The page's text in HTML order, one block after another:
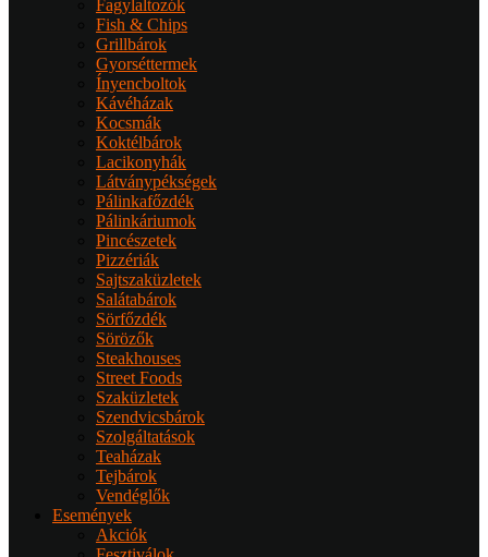
Fagylaltozók
Fish & Chips
Grillbárok
Gyorséttermek
Ínyencboltok
Kávéházak
Kocsmák
Koktélbárok
Lacikonyhák
Látványpékségek
Pálinkafőzdék
Pálinkáriumok
Pincészetek
Pizzériák
Sajtszaküzletek
Salátabárok
Sörfőzdék
Sörözők
Steakhouses
Street Foods
Szaküzletek
Szendvicsbárok
Szolgáltatások
Teaházak
Tejbárok
Vendéglők
Események
Akciók